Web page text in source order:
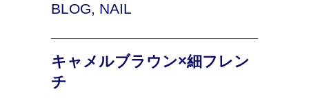
BLOG, NAIL
キャメルブラウン×細フレン
チ